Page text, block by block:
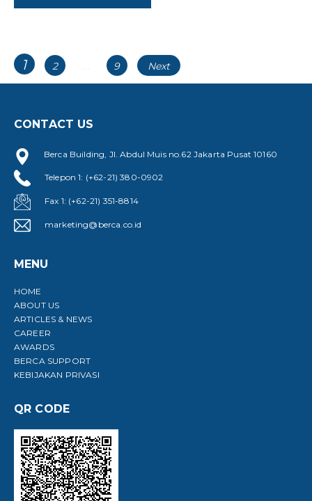
Posts
navigation
Page
1 Page
2 Page
9 Next
CONTACT US
Berca Building, Jl. Abdul Muis no.62 Jakarta Pusat 10160
Telepon 1: (+62-21) 380-0902
Fax 1: (+62-21) 351-8814
marketing@berca.co.id
MENU
HOME
ABOUT US
ARTICLES & NEWS
CAREER
AWARDS
BERCA SUPPORT
KEBIJAKAN PRIVASI
QR CODE